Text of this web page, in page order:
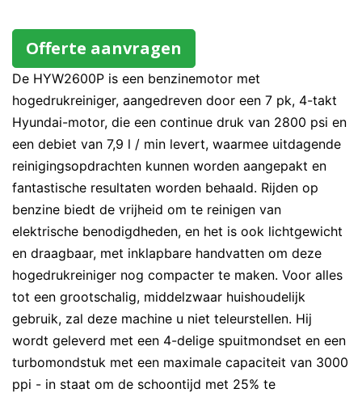
Offerte aanvragen
De HYW2600P is een benzinemotor met
hogedrukreiniger, aangedreven door een 7 pk, 4-takt
Hyundai-motor, die een continue druk van 2800 psi en
een debiet van 7,9 l / min levert, waarmee uitdagende
reinigingsopdrachten kunnen worden aangepakt en
fantastische resultaten worden behaald. Rijden op
benzine biedt de vrijheid om te reinigen van
elektrische benodigdheden, en het is ook lichtgewicht
en draagbaar, met inklapbare handvatten om deze
hogedrukreiniger nog compacter te maken. Voor alles
tot een grootschalig, middelzwaar huishoudelijk
gebruik, zal deze machine u niet teleurstellen. Hij
wordt geleverd met een 4-delige spuitmondset en een
turbomondstuk met een maximale capaciteit van 3000
ppi - in staat om de schoontijd met 25% te